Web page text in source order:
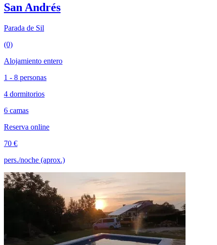
San Andrés
Parada de Sil
(0)
Alojamiento entero
1 - 8 personas
4 dormitorios
6 camas
Reserva online
70 €
pers./noche (aprox.)